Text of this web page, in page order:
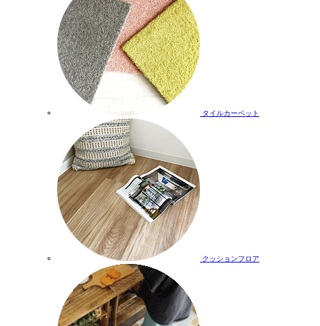
タイルカーペット
クッションフロア